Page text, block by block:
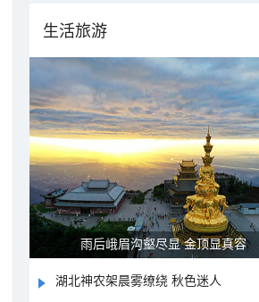
生活旅游
雨后峨眉沟壑尽显 金顶显真容
湖北神农架晨雾缭绕 秋色迷人